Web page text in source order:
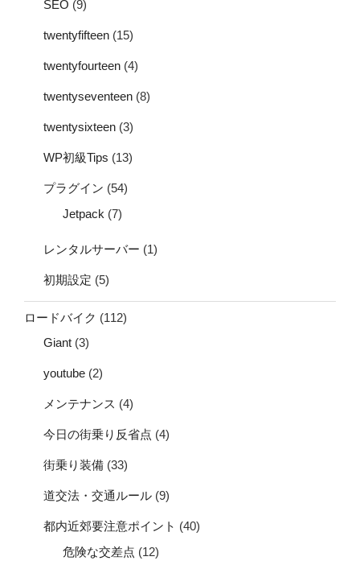
SEO (9)
twentyfifteen (15)
twentyfourteen (4)
twentyseventeen (8)
twentysixteen (3)
WP初級Tips (13)
プラグイン (54)
Jetpack (7)
レンタルサーバー (1)
初期設定 (5)
ロードバイク (112)
Giant (3)
youtube (2)
メンテナンス (4)
今日の街乗り反省点 (4)
街乗り装備 (33)
道交法・交通ルール (9)
都内近郊要注意ポイント (40)
危険な交差点 (12)